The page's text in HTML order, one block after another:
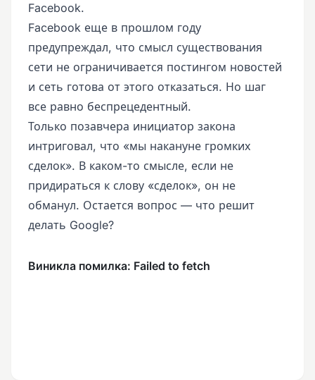
Facebook.
Facebook еще в прошлом году
предупреждал, что смысл существования
сети не ограничивается постингом новостей
и сеть готова от этого отказаться. Но шаг
все равно беспрецедентный.
Только позавчера инициатор закона
интриговал, что «мы накануне громких
сделок». В каком-то смысле, если не
придираться к слову «сделок», он не
обманул. Остается вопрос — что решит
делать Google?